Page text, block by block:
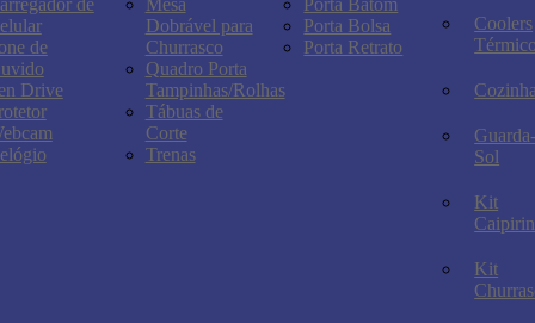
de
Drive
Dobrável para
Churrasco
Quadro Porta
Tampinhas/Rolhas
Tábuas de
Corte
Trenas
Porta Bolsa
Porta Retrato
Coolers
Sol
Kit
Kit